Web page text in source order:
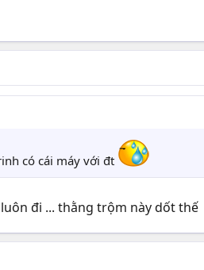
có cái máy với đt
đi ... thằng trộm này dốt thế